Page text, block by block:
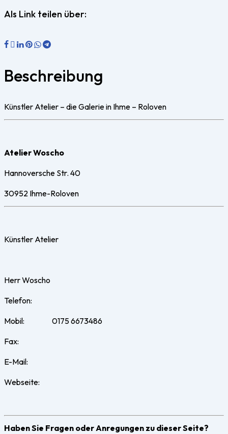
Als Link teilen über:
Beschreibung
Künstler Atelier – die Galerie in Ihme – Roloven
Atelier Woscho
Hannoversche Str. 40
30952 Ihme-Roloven
Künstler Atelier
Herr Woscho
Telefon:
Mobil: 0175 6673486
Fax:
E-Mail:
Webseite:
Haben Sie Fragen oder Anregungen zu dieser Seite?